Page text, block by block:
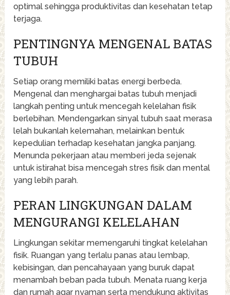
optimal sehingga produktivitas dan kesehatan tetap
terjaga.
PENTINGNYA MENGENAL BATAS
TUBUH
Setiap orang memiliki batas energi berbeda.
Mengenal dan menghargai batas tubuh menjadi
langkah penting untuk mencegah kelelahan fisik
berlebihan. Mendengarkan sinyal tubuh saat merasa
lelah bukanlah kelemahan, melainkan bentuk
kepedulian terhadap kesehatan jangka panjang.
Menunda pekerjaan atau memberi jeda sejenak
untuk istirahat bisa mencegah stres fisik dan mental
yang lebih parah.
PERAN LINGKUNGAN DALAM
MENGURANGI KELELAHAN
Lingkungan sekitar memengaruhi tingkat kelelahan
fisik. Ruangan yang terlalu panas atau lembap,
kebisingan, dan pencahayaan yang buruk dapat
menambah beban pada tubuh. Menata ruang kerja
dan rumah agar nyaman serta mendukung aktivitas